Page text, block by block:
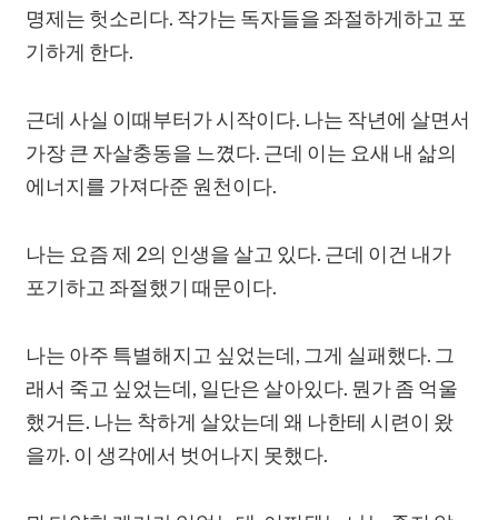
명제는 헛소리다. 작가는 독자들을 좌절하게하고 포
기하게 한다.
근데 사실 이때부터가 시작이다. 나는 작년에 살면서
가장 큰 자살충동을 느꼈다. 근데 이는 요새 내 삶의
에너지를 가져다준 원천이다.
나는 요즘 제 2의 인생을 살고 있다. 근데 이건 내가
포기하고 좌절했기 때문이다.
나는 아주 특별해지고 싶었는데, 그게 실패했다. 그
래서 죽고 싶었는데, 일단은 살아있다. 뭔가 좀 억울
했거든. 나는 착하게 살았는데 왜 나한테 시련이 왔
을까. 이 생각에서 벗어나지 못했다.